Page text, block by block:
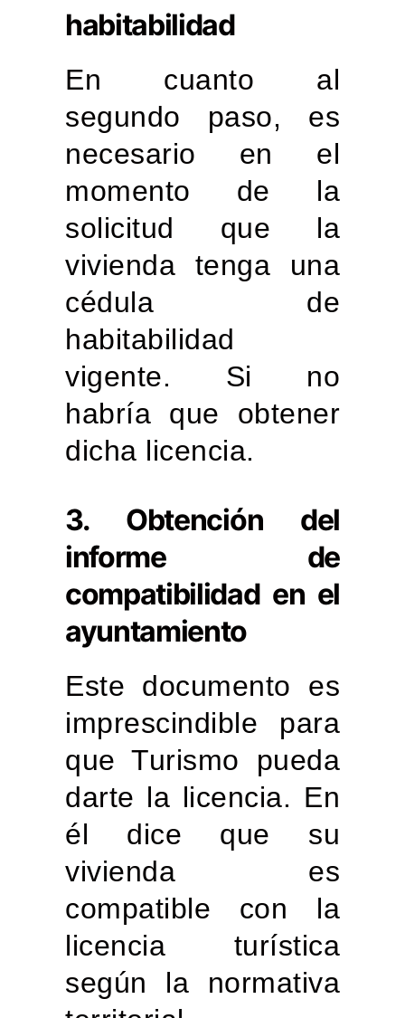
habitabilidad
En cuanto al
segundo paso, es
necesario en el
momento de la
solicitud que la
vivienda tenga una
cédula de
habitabilidad
vigente. Si no
habría que obtener
dicha licencia.
3. Obtención del
informe de
compatibilidad en el
ayuntamiento
Este documento es
imprescindible para
que Turismo pueda
darte la licencia. En
él dice que su
vivienda es
compatible con la
licencia turística
según la normativa